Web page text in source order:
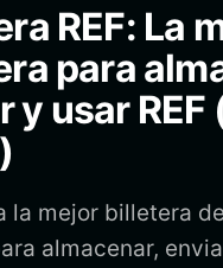
REF: La
para
y usar REF
la mejor billetera
almacenar,